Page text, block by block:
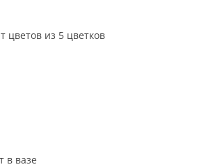
цветов из 5 цветков
в вазе